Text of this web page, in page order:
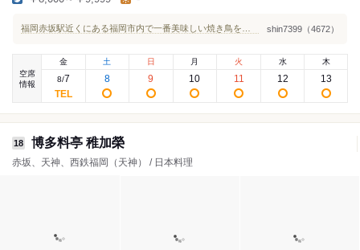
福岡赤坂駅近くにある福岡市内で一番美味しい焼き鳥をコスパ良く楽しめるお店 shin7399（4672）
空席
情報
金
8/7
土
8
日
9
月
10
火
11
水
12
木
13
18 博多料亭 稚加榮
赤坂、天神、西鉄福岡（天神） / 日本料理